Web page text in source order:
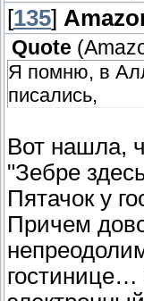
[135]
Quote (
Я помню, в
писались,
Вот нашла,
"Зебре
Пятачок у
Причем